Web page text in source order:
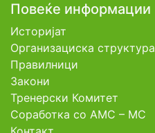
Повеќе информации
Историјат
Организациска структура
Правилници
Закони
Тренерски Комитет
Соработка со АМС – МС